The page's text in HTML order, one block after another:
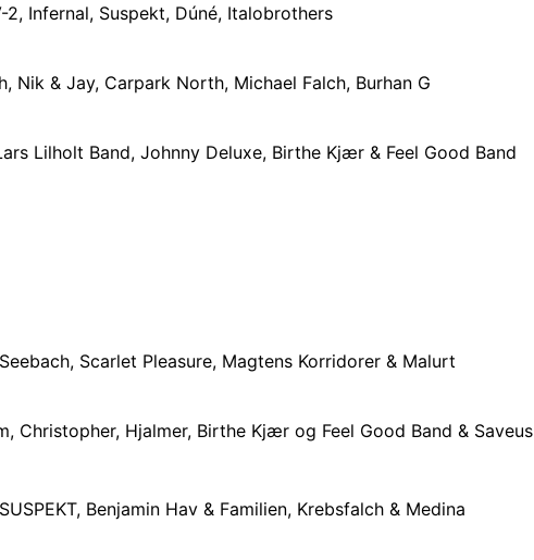
2, Infernal, Suspekt, Dúné, Italobrothers
Nik & Jay, Carpark North, Michael Falch, Burhan G
Lilholt Band, Johnny Deluxe, Birthe Kjær & Feel Good Band
Scarlet Pleasure, Magtens Korridorer & Malurt
Christopher, Hjalmer, Birthe Kjær og Feel Good Band & Saveus
Benjamin Hav & Familien, Krebsfalch & Medina